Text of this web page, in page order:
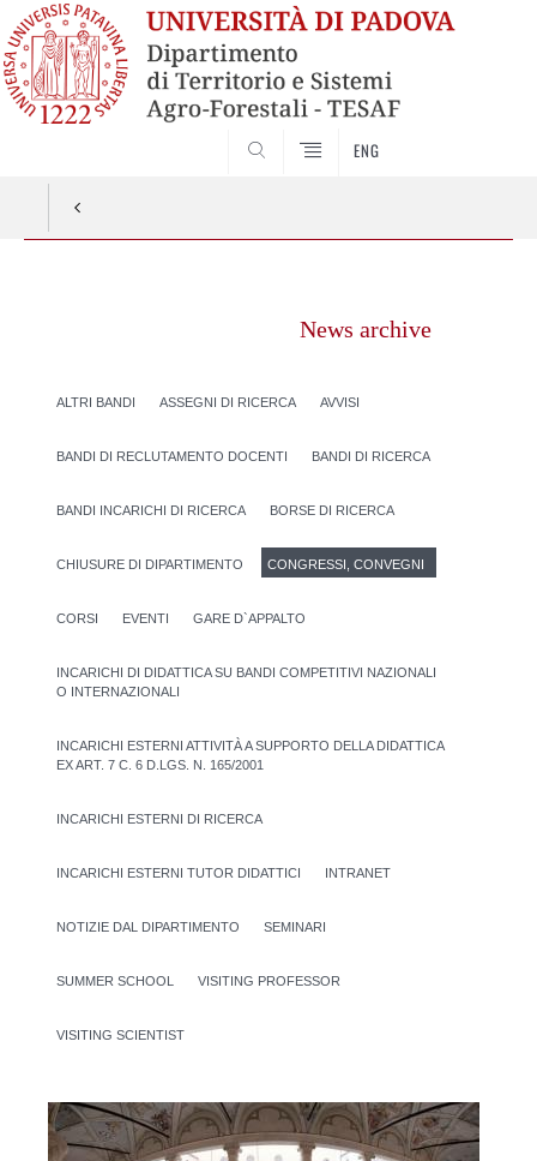
ENG
News archive
ALTRI BANDI ASSEGNI DI RICERCA AVVISI
BANDI DI RECLUTAMENTO DOCENTI BANDI DI RICERCA
BANDI INCARICHI DI RICERCA BORSE DI RICERCA
CHIUSURE DI DIPARTIMENTO CONGRESSI, CONVEGNI
CORSI EVENTI GARE D`APPALTO
INCARICHI DI DIDATTICA SU BANDI COMPETITIVI NAZIONALI
O INTERNAZIONALI
INCARICHI ESTERNI ATTIVITÀ A SUPPORTO DELLA DIDATTICA
EX ART. 7 C. 6 D.LGS. N. 165/2001
INCARICHI ESTERNI DI RICERCA
INCARICHI ESTERNI TUTOR DIDATTICI INTRANET
NOTIZIE DAL DIPARTIMENTO SEMINARI
SUMMER SCHOOL VISITING PROFESSOR
VISITING SCIENTIST